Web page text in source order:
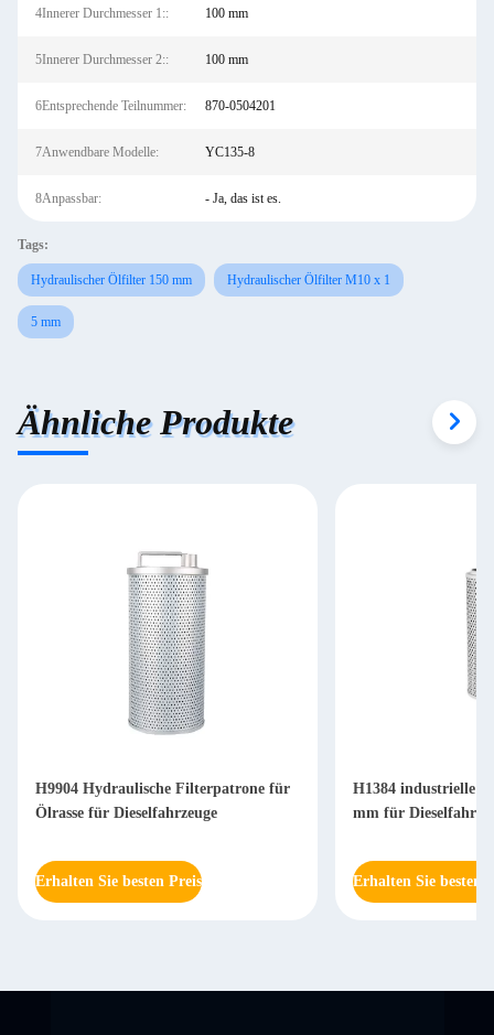
4Innerer Durchmesser 1:: 100 mm
5Innerer Durchmesser 2:: 100 mm
6Entsprechende Teilnummer: 870-0504201
7Anwendbare Modelle: YC135-8
8Anpassbar: - Ja, das ist es.
Tags:
Hydraulischer Ölfilter 150 mm Hydraulischer Ölfilter M10 x 1
5 mm
Ähnliche Produkte
H9904 Hydraulische Filterpatrone für
Ölrasse für Dieselfahrzeuge
Erhalten Sie besten Preis
H1384 industrielle
mm für
Erhalten Sie besten